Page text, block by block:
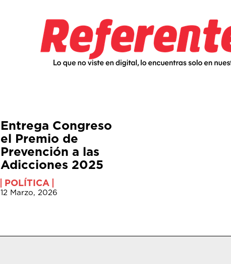
Entrega Congreso
el Premio de
Prevención a las
Adicciones 2025
POLÍTICA
12 Marzo, 2026